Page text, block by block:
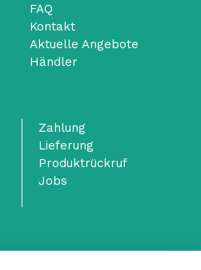
FAQ
Kontakt
Aktuelle Angebote
Händler
Zahlung
Lieferung
Produktrückruf
Jobs